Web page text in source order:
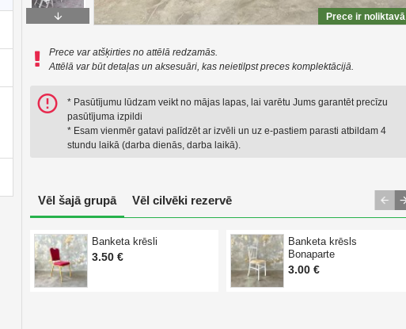
Prece ir noliktavā
Vēl šajā grupā Vēl cilvēki rezervē
Banketa krēsli
3.50 €
Banketa krēsls
Bonaparte
3.00 €
Prece var atšķirties no attēlā redzamās.
Attēlā var būt detaļas un aksesuāri, kas neietilpst preces komplektācijā.
* Pasūtījumu lūdzam veikt no mājas lapas, lai varētu Jums garantēt precīzu
pasūtījuma izpildi
* Esam vienmēr gatavi palīdzēt ar izvēli un uz e-pastiem parasti atbildam 4
stundu laikā (darba dienās, darba laikā).